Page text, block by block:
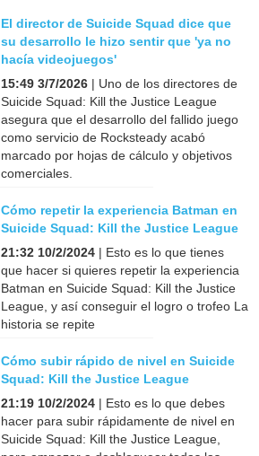
El director de Suicide Squad dice que
su desarrollo le hizo sentir que 'ya no
hacía videojuegos'
15:49 3/7/2026 | Uno de los directores de
Suicide Squad: Kill the Justice League
asegura que el desarrollo del fallido juego
como servicio de Rocksteady acabó
marcado por hojas de cálculo y objetivos
comerciales.
Cómo repetir la experiencia Batman en
Suicide Squad: Kill the Justice League
21:32 10/2/2024 | Esto es lo que tienes
que hacer si quieres repetir la experiencia
Batman en Suicide Squad: Kill the Justice
League, y así conseguir el logro o trofeo La
historia se repite
Cómo subir rápido de nivel en Suicide
Squad: Kill the Justice League
21:19 10/2/2024 | Esto es lo que debes
hacer para subir rápidamente de nivel en
Suicide Squad: Kill the Justice League,